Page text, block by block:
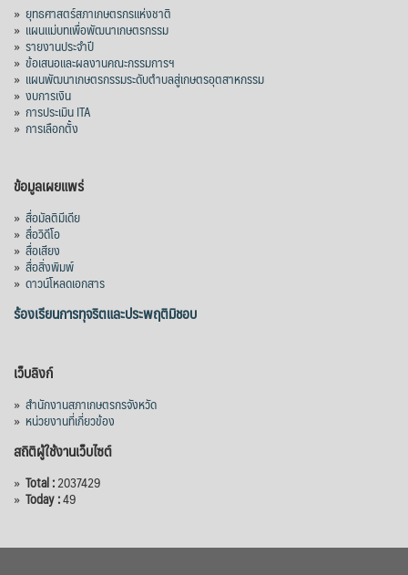
» ยุทธศาสตร์สภาเกษตรกรแห่งชาติ
» แผนแม่บทเพื่อพัฒนาเกษตรกรรม
» รายงานประจำปี
» ข้อเสนอและผลงานคณะกรรมการฯ
» แผนพัฒนาเกษตรกรรมระดับตำบลสู่เกษตรอุตสาหกรรม
» งบการเงิน
» การประเมิน ITA
» การเลือกตั้ง
ข้อมูลเผยแพร่
» สื่อมัลติมีเดีย
» สื่อวิดีโอ
» สื่อเสียง
» สื่อสิ่งพิมพ์
» ดาวน์โหลดเอกสาร
ร้องเรียนการทุจริตและประพฤติมิชอบ
เว็บลิงก์
» สำนักงานสภาเกษตรกรจังหวัด
» หน่วยงานที่เกี่ยวข้อง
สถิติผู้ใช้งานเว็บไซต์
» Total :2037429
» Today :49